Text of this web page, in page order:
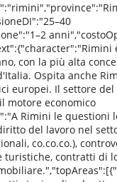
con la più alta
Ospita anche
europei. Il settore
motore economico
Rimini le questioni
del lavoro nel
co.co.co.),
contratti di